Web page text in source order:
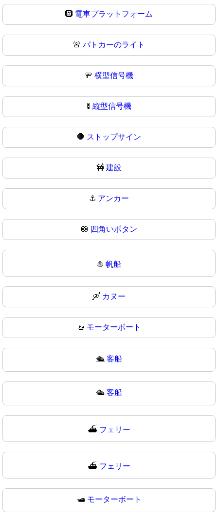
🛞 電車プラットフォーム
🚨 パトカーのライト
🚥 横型信号機
🚦 縦型信号機
🛑 ストップサイン
🚧 建設
⚓ アンカー
🛟 四角いボタン
⛵ 帆船
🛶 カヌー
🚤 モーターボート
🛳️ 客船
🛳 客船
⛴️ フェリー
⛴ フェリー
🛥️ モーターボート